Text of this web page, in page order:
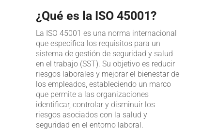
¿Qué es la ISO 45001?
La ISO 45001 es una norma internacional
que especifica los requisitos para un
sistema de gestión de seguridad y salud
en el trabajo (SST). Su objetivo es reducir
riesgos laborales y mejorar el bienestar de
los empleados, estableciendo un marco
que permite a las organizaciones
identificar, controlar y disminuir los
riesgos asociados con la salud y
seguridad en el entorno laboral.